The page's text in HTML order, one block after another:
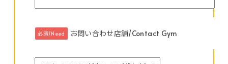
必須/Need お問い合わせ店舗/Contact Gym